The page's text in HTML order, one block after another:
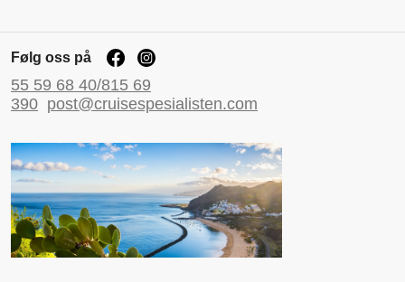
Følg oss på
55 59 68 40/815 69
390 post@cruisespesialisten.com